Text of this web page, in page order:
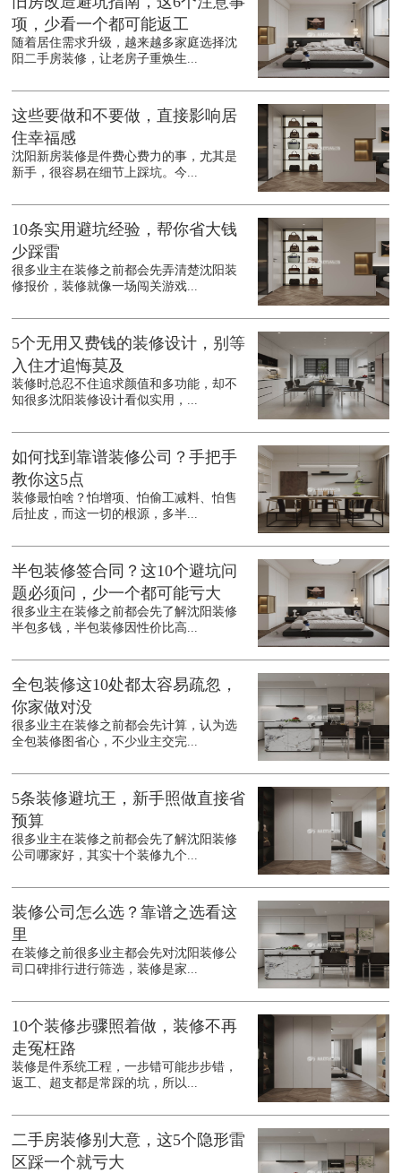
项，少看一个都可能返工
随着居住需求升级，越来越多家庭选择沈
阳二手房装修，让老房子重焕生...
这些要做和不要做，直接影响居
住幸福感
沈阳新房装修是件费心费力的事，尤其是
新手，很容易在细节上踩坑。今...
10条实用避坑经验，帮你省大钱
少踩雷
很多业主在装修之前都会先弄清楚沈阳装
修报价，装修就像一场闯关游戏...
5个无用又费钱的装修设计，别等
入住才追悔莫及
装修时总忍不住追求颜值和多功能，却不
知很多沈阳装修设计看似实用，...
如何找到靠谱装修公司？手把手
教你这5点
装修最怕啥？怕增项、怕偷工减料、怕售
后扯皮，而这一切的根源，多半...
半包装修签合同？这10个避坑问
题必须问，少一个都可能亏大
很多业主在装修之前都会先了解沈阳装修
半包多钱，半包装修因性价比高...
全包装修这10处都太容易疏忽，
你家做对没
很多业主在装修之前都会先计算，认为选
全包装修图省心，不少业主交完...
5条装修避坑王，新手照做直接省
预算
很多业主在装修之前都会先了解沈阳装修
公司哪家好，其实十个装修九个...
装修公司怎么选？靠谱之选看这
里
在装修之前很多业主都会先对沈阳装修公
司口碑排行进行筛选，装修是家...
10个装修步骤照着做，装修不再
走冤枉路
装修是件系统工程，一步错可能步步错，
返工、超支都是常踩的坑，所以...
二手房装修别大意，这5个隐形雷
区踩一个就亏大